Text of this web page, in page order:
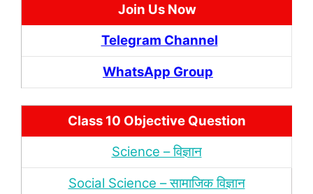
Join Us Now
Telegram Channel
WhatsApp Group
Class 10 Objective Question
Science – विज्ञान
Social Science – सामाजिक विज्ञान